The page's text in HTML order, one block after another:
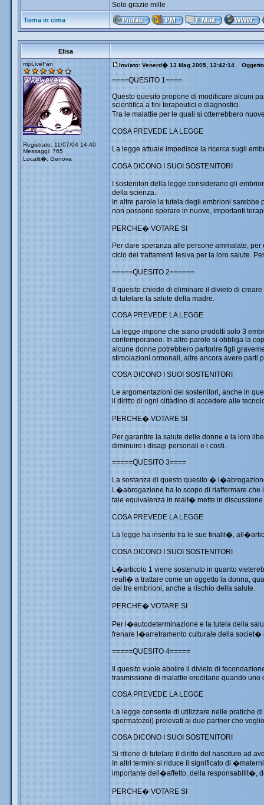
Solo grazie mille
Torna in cima
Elisa
mpLiveFan
Registrato: 11/07/04 14:40
Messaggi: 765
Localit�: Genova
Inviato: Venerd� 13 Mag 2005, 12:42:14
====QUESITO 1====
Questo quesito propone di modificare alcuni
scientifica a fini terapeutici e diagnostici.
Tra le malattie per le quali si otterrebbero
COSA PREVEDE LA LEGGE
La legge attuale impedisce la ricerca sugli
COSA DICONO I SUOI SOSTENITORI
I sostenitori della legge considerano gli
della scienza.
In altre parole la tutela degli embrioni
non possono sperare in nuove, importanti
PERCHE� VOTARE SI
Per dare speranza alle persone ammalate,
ciclo dei trattamenti lesiva per la loro salute.
=====QUESITO 2======
Il quesito chiede di eliminare il divieto di
di tutelare la salute della madre.
COSA PREVEDE LA LEGGE
La legge impone che siano prodotti solo 3
contemporaneo. In altre parole si obbliga la
alcune donne potrebbero partorire figli
stimolazioni ormonali, altre ancora avere parti
COSA DICONO I SUOI SOSTENITORI
Le argomentazioni dei sostenitori, anche in
il diritto di ogni cittadino di accedere alle
PERCHE� VOTARE SI
Per garantire la salute delle donne e la loro
diminuire i disagi personali e i costi.
=====QUESITO 3====
La sostanza di questo quesito �
L�abrogazione ha lo scopo di riaffermare
tale equivalenza in realt� mette in
COSA PREVEDE LA LEGGE
La legge ha inserito tra le sue finalit�,
COSA DICONO I SUOI SOSTENITORI
L�articolo 1 viene sostenuto in quanto
realt� a trattare come un oggetto la donna,
dei tre embrioni, anche a rischio della salute.
PERCHE� VOTARE SI
Per l�autodeterminazione e la tutela della
frenare l�arretramento culturale della societ�
=====QUESITO 4=====
Il quesito vuole abolire il divieto di
trasmissione di malattie ereditarie quando
COSA PREVEDE LA LEGGE
La legge consente di utilizzare nelle pratiche
spermatozoi) prelevati ai due partner che
COSA DICONO I SUOI SOSTENITORI
Si ritiene di tutelare il diritto del nascituro ad
In altri termini si riduce il significato di
importante dell�affetto, della responsabilit�,
PERCHE� VOTARE SI